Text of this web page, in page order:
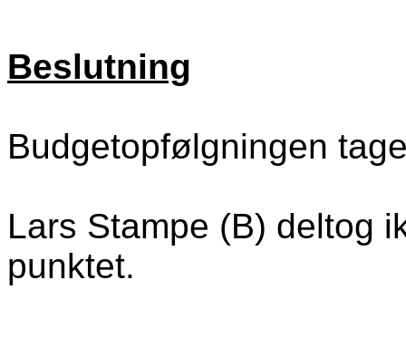
Beslutning
Budgetopfølgningen
Lars Stampe (B) deltog
punktet.